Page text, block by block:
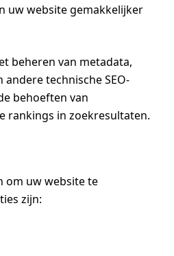
uw website gemakkelijker
beheren van metadata,
andere technische SEO-
behoeften van
rankings in zoekresultaten.
om uw website te
zijn: